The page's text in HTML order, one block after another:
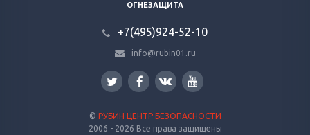
ОГНЕЗАЩИТА
+7(495)924-52-10
info@rubin01.ru
© РУБИН ЦЕНТР БЕЗОПАСНОСТИ
2006 - 2026 Все права защищены